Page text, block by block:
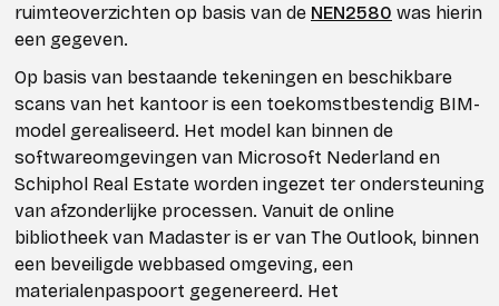
ruimteoverzichten op basis van de NEN2580 was hierin
een gegeven.
Op basis van bestaande tekeningen en beschikbare
scans van het kantoor is een toekomstbestendig BIM-
model gerealiseerd. Het model kan binnen de
softwareomgevingen van Microsoft Nederland en
Schiphol Real Estate worden ingezet ter ondersteuning
van afzonderlijke processen. Vanuit de online
bibliotheek van Madaster is er van The Outlook, binnen
een beveiligde webbased omgeving, een
materialenpaspoort gegenereerd. Het